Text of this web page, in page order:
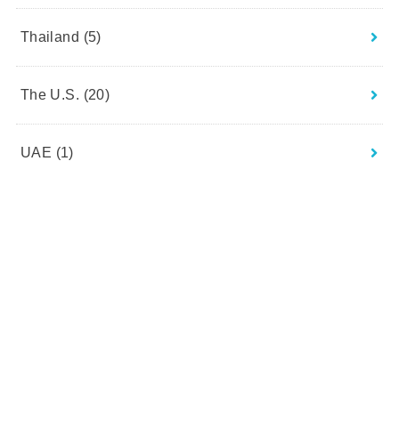
Thailand (5)
The U.S. (20)
UAE (1)